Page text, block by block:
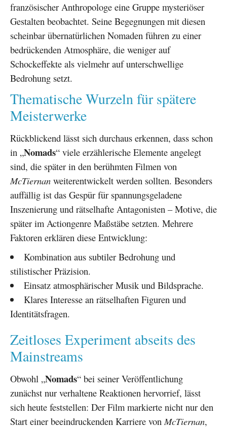
französischer Anthropologe eine Gruppe mysteriöser
Gestalten beobachtet. Seine Begegnungen mit diesen
scheinbar übernatürlichen Nomaden führen zu einer
bedrückenden Atmosphäre, die weniger auf
Schockeffekte als vielmehr auf unterschwellige
Bedrohung setzt.
Thematische Wurzeln für spätere
Meisterwerke
Rückblickend lässt sich durchaus erkennen, dass schon
in „Nomads“ viele erzählerische Elemente angelegt
sind, die später in den berühmten Filmen von
McTiernan weiterentwickelt werden sollten. Besonders
auffällig ist das Gespür für spannungsgeladene
Inszenierung und rätselhafte Antagonisten – Motive, die
später im Actiongenre Maßstäbe setzten. Mehrere
Faktoren erklären diese Entwicklung:
Kombination aus subtiler Bedrohung und
stilistischer Präzision.
Einsatz atmosphärischer Musik und Bildsprache.
Klares Interesse an rätselhaften Figuren und
Identitätsfragen.
Zeitloses Experiment abseits des
Mainstreams
Obwohl „Nomads“ bei seiner Veröffentlichung
zunächst nur verhaltene Reaktionen hervorrief, lässt
sich heute feststellen: Der Film markierte nicht nur den
Start einer beeindruckenden Karriere von McTiernan,